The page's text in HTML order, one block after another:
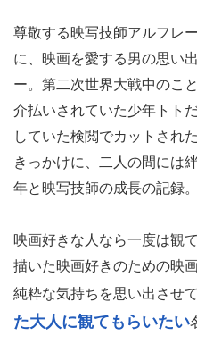
尊敬する映写技師アルフレ
に、映画を愛する男の思い
ー。第二次世界大戦中のこ
介払いされていた少年トト
していた検閲でカットされ
きっかけに、二人の間には
年と映写技師の成長の記録。
映画好きな人なら一度は観
描いた映画好きのための映
純粋な気持ちを思い出させて
た大人に観てもらいたい